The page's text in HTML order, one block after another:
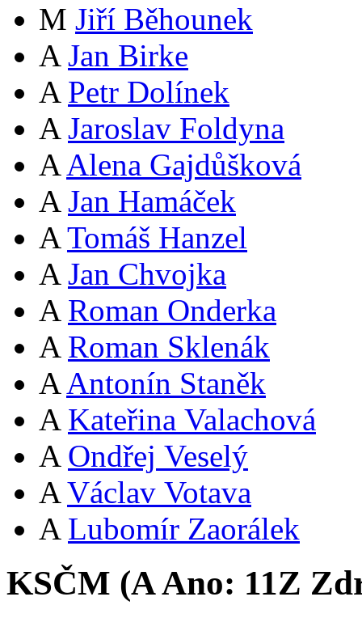
M Jiří Běhounek
A Jan Birke
A Petr Dolínek
A Jaroslav Foldyna
A Alena Gajdůšková
A Jan Hamáček
A Tomáš Hanzel
A Jan Chvojka
A Roman Onderka
A Roman Sklenák
A Antonín Staněk
A Kateřina Valachová
A Ondřej Veselý
A Václav Votava
A Lubomír Zaorálek
KSČM (AAno: 11Z